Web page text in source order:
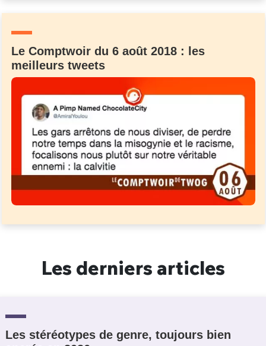
Le Comptwoir du 6 août 2018 : les
meilleurs tweets
Les derniers articles
Les stéréotypes de genre, toujours bien
C'EST PARTI